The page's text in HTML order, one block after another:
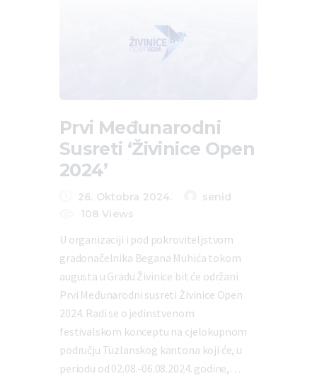
Prvi Međunarodni
Susreti ‘Živinice Open
2024’
26. Oktobra 2024.
senid
108 Views
U organizaciji i pod pokroviteljstvom
gradonačelnika Begana Muhića tokom
augusta u Gradu Živinice bit će održani
Prvi Međunarodni susreti Živinice Open
2024. Radi se o jedinstvenom
festivalskom konceptu na cjelokupnom
području Tuzlanskog kantona koji će, u
periodu od 02.08.-06.08.2024. godine,…